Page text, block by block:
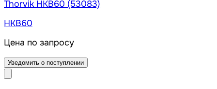
Thorvik HKB60 (53083)
HKB60
Цена по запросу
Уведомить о поступлении